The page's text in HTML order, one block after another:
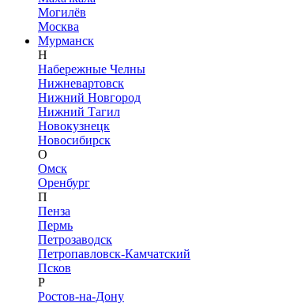
Могилёв
Москва
Мурманск
Н
Набережные Челны
Нижневартовск
Нижний Новгород
Нижний Тагил
Новокузнецк
Новосибирск
О
Омск
Оренбург
П
Пенза
Пермь
Петрозаводск
Петропавловск-Камчатский
Псков
Р
Ростов-на-Дону